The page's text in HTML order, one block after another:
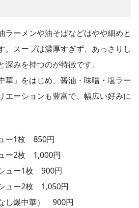
ラーメンや油そばなどはやや細めと
。スープは濃厚すぎず、あっさりし
みを持つのが特徴です。
華」をはじめ、醤油・味噌・塩ラー
エーションも豊富で、幅広い好みに
ー1枚 850円
ー2枚 1,000円
ュー1枚 900円
ュー2枚 1,050円
し爆中華） 900円